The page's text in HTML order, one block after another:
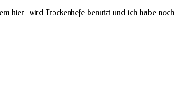
hier wird Trockenhefe benutzt und ich habe noch